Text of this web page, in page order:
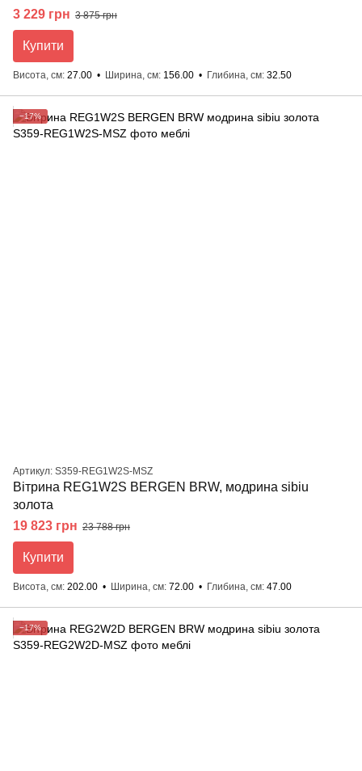
3 229 грн 3 875 грн
Купити
Висота, см 27.00 Ширина, см 156.00 Глибина, см 32.50
−17%
Артикул: S359-REG1W2S-MSZ
Вітрина REG1W2S BERGEN BRW, модрина sibiu
золота
19 823 грн 23 788 грн
Купити
Висота, см 202.00 Ширина, см 72.00 Глибина, см 47.00
−17%